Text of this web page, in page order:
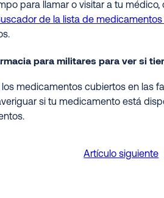
para llamar o visitar a tu
de la lista de
para militares para ver si
medicamentos cubiertos en las
si tu medicamento está
Artículo siguiente